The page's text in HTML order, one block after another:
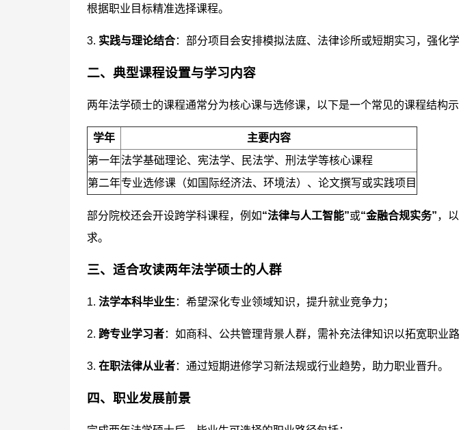
根据职业目标精准选择课程。
3. 实践与理论结合：部分项目会安排模拟法庭、法律诊所或短期实习，强化
二、典型课程设置与学习内容
两年法学硕士的课程通常分为核心课与选修课，以下是一个常见的课程结构示
学年
主要内容
第一年法学基础理论、宪法学、民法学、刑法学等核心课程
第二年专业选修课（如国际经济法、环境法）、论文撰写或实践项目
部分院校还会开设跨学科课程，例如“法律与人工智能”或“金融合规实务”，
求。
三、适合攻读两年法学硕士的人群
1. 法学本科毕业生 ：希望深化专业领域知识，提升就业竞争力；
2. 跨专业学习者：如商科、公共管理背景人群，需补充法律知识以拓宽职业路
3. 在职法律从业者：通过短期进修学习新法规或行业趋势，助力职业晋升。
四、职业发展前景